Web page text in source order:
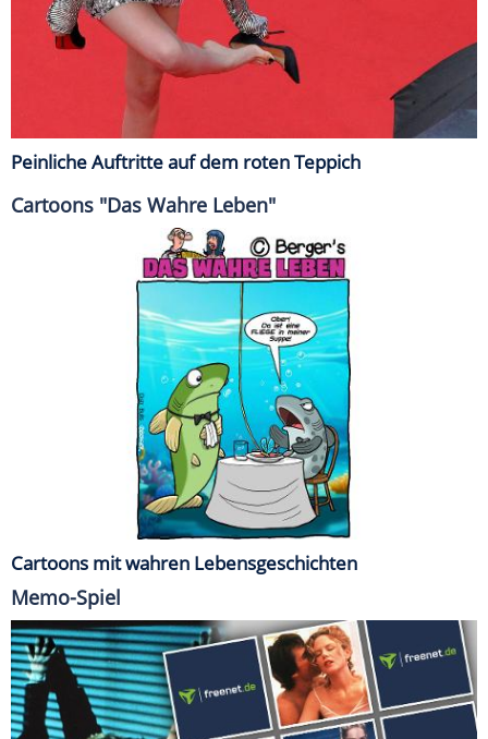
Peinliche Auftritte auf dem roten Teppich
Cartoons "Das Wahre Leben"
Cartoons mit wahren Lebensgeschichten
Memo-Spiel